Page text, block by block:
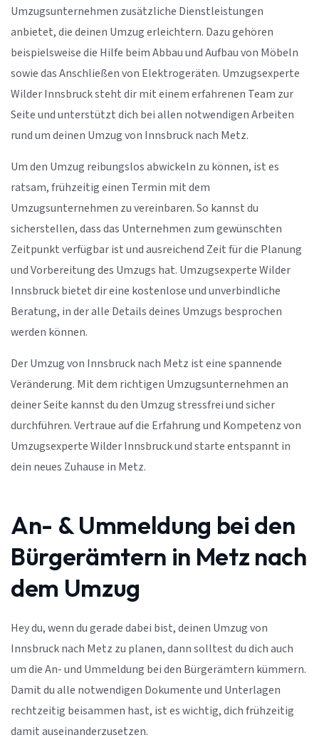
Umzugsunternehmen zusätzliche Dienstleistungen
anbietet, die deinen Umzug erleichtern. Dazu gehören
beispielsweise die Hilfe beim Abbau und Aufbau von Möbeln
sowie das Anschließen von Elektrogeräten. Umzugsexperte
Wilder Innsbruck steht dir mit einem erfahrenen Team zur
Seite und unterstützt dich bei allen notwendigen Arbeiten
rund um deinen Umzug von Innsbruck nach Metz.
Um den Umzug reibungslos abwickeln zu können, ist es
ratsam, frühzeitig einen Termin mit dem
Umzugsunternehmen zu vereinbaren. So kannst du
sicherstellen, dass das Unternehmen zum gewünschten
Zeitpunkt verfügbar ist und ausreichend Zeit für die Planung
und Vorbereitung des Umzugs hat. Umzugsexperte Wilder
Innsbruck bietet dir eine kostenlose und unverbindliche
Beratung, in der alle Details deines Umzugs besprochen
werden können.
Der Umzug von Innsbruck nach Metz ist eine spannende
Veränderung. Mit dem richtigen Umzugsunternehmen an
deiner Seite kannst du den Umzug stressfrei und sicher
durchführen. Vertraue auf die Erfahrung und Kompetenz von
Umzugsexperte Wilder Innsbruck und starte entspannt in
dein neues Zuhause in Metz.
An- & Ummeldung bei den
Bürgerämtern in Metz nach
dem Umzug
Hey du, wenn du gerade dabei bist, deinen Umzug von
Innsbruck nach Metz zu planen, dann solltest du dich auch
um die An- und Ummeldung bei den Bürgerämtern kümmern.
Damit du alle notwendigen Dokumente und Unterlagen
rechtzeitig beisammen hast, ist es wichtig, dich frühzeitig
damit auseinanderzusetzen.